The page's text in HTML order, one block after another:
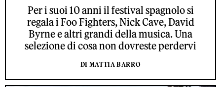
Per i suoi 10 anni il festival spagnolo si
regala i Foo Fighters, Nick Cave, David
Byrne e altri grandi della musica. Una
selezione di cosa non dovreste perdervi
DI MATTIA BARRO